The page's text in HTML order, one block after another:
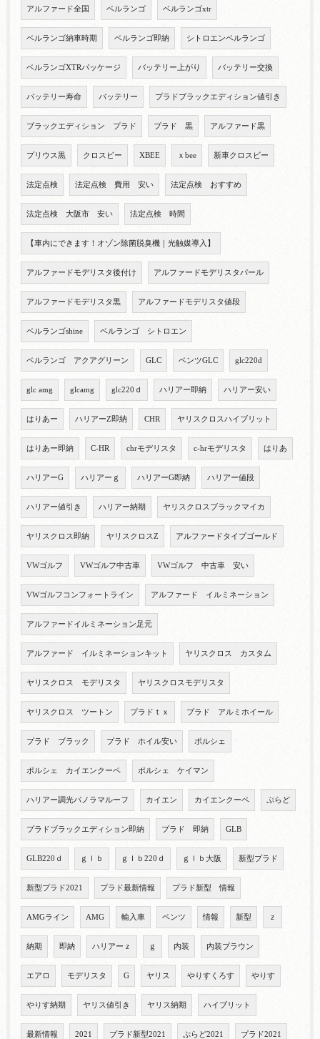
アルファード全国 ベルランゴ ベルランゴxtr
ベルランゴ納車時期 ベルランゴ即納 シトロエンベルランゴ
ベルランゴXTRパッケージ バッテリー上がり バッテリー交換
バッテリー寿命 バッテリー プラドブラックエディション値引き
ブラックエディション プラド プラド 黒 アルファード黒
プリウス黒 クロスビー XBEE ｘbee 新車クロスビー
法定点検 法定点検 費用 安い 法定点検 おすすめ
法定点検 大阪市 安い 法定点検 時間
【車内にできます！オゾン除菌脱臭機｜光触媒導入】
アルファードモデリスタ後付け アルファードモデリスタパール
アルファードモデリスタ黒 アルファードモデリスタ値段
ベルランゴshine ベルランゴ シトロエン
ベルランゴ アクアグリーン GLC ベンツGLC glc220d
glc amg glcamg glc220ｄ ハリアー即納 ハリアー安い
はりあー ハリアーZ即納 CHR ヤリスクロスハイブリット
はりあー即納 C-HR chrモデリスタ c-hrモデリスタ はりあ
ハリアーG ハリアーｇ ハリアーG即納 ハリアー値段
ハリアー値引き ハリアー納期 ヤリスクロスブラックマイカ
ヤリスクロス即納 ヤリスクロスZ アルファードタイプゴールド
VWゴルフ VWゴルフ中古車 VWゴルフ 中古車 安い
VWゴルフコンフォートライン アルファード イルミネーション
アルファードイルミネーション足元
アルファード イルミネーションキット ヤリスクロス カスタム
ヤリスクロス モデリスタ ヤリスクロスモデリスタ
ヤリスクロス ツートン プラドｔｘ プラド アルミホイール
プラド ブラック プラド ホイル安い ポルシェ
ポルシェ カイエンクーペ ポルシェ ケイマン
ハリアー調光パノラマルーフ カイエン カイエンクーペ ぷらど
プラドブラックエディション即納 プラド 即納 GLB
GLB220ｄ ｇｌｂ ｇｌｂ220ｄ ｇｌｂ大阪 新型プラド
新型プラド2021 プラド最新情報 プラド新型 情報
AMGライン AMG 輸入車 ベンツ 情報 新型 ｚ
納期 即納 ハリアーｚ ｇ 内装 内装ブラウン
エアロ モデリスタ G ヤリス やりすくろす やりす
やりす納期 ヤリス値引き ヤリス納期 ハイブリット
最新情報 2021 プラド新型2021 ぷらど2021 プラド2021